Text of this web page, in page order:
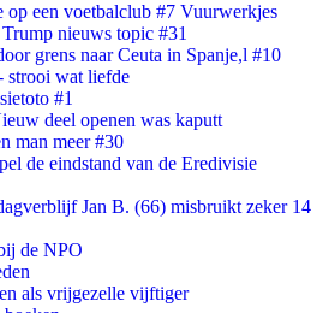
op een voetbalclub #7 Vuurwerkjes
nieuws topic #31
grens naar Ceuta in Spanje,l #10
strooi wat liefde
#1
deel openen was kaputt
man meer #30
de eindstand van de Eredivisie
Jan B. (66) misbruikt zeker 14
de NPO
als vrijgezelle vijftiger